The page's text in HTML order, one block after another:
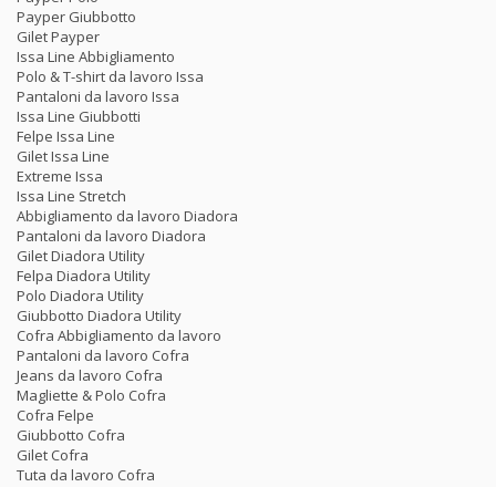
Payper Giubbotto
Gilet Payper
Issa Line Abbigliamento
Polo & T-shirt da lavoro Issa
Pantaloni da lavoro Issa
Issa Line Giubbotti
Felpe Issa Line
Gilet Issa Line
Extreme Issa
Issa Line Stretch
Abbigliamento da lavoro Diadora
Pantaloni da lavoro Diadora
Gilet Diadora Utility
Felpa Diadora Utility
Polo Diadora Utility
Giubbotto Diadora Utility
Cofra Abbigliamento da lavoro
Pantaloni da lavoro Cofra
Jeans da lavoro Cofra
Magliette & Polo Cofra
Cofra Felpe
Giubbotto Cofra
Gilet Cofra
Tuta da lavoro Cofra